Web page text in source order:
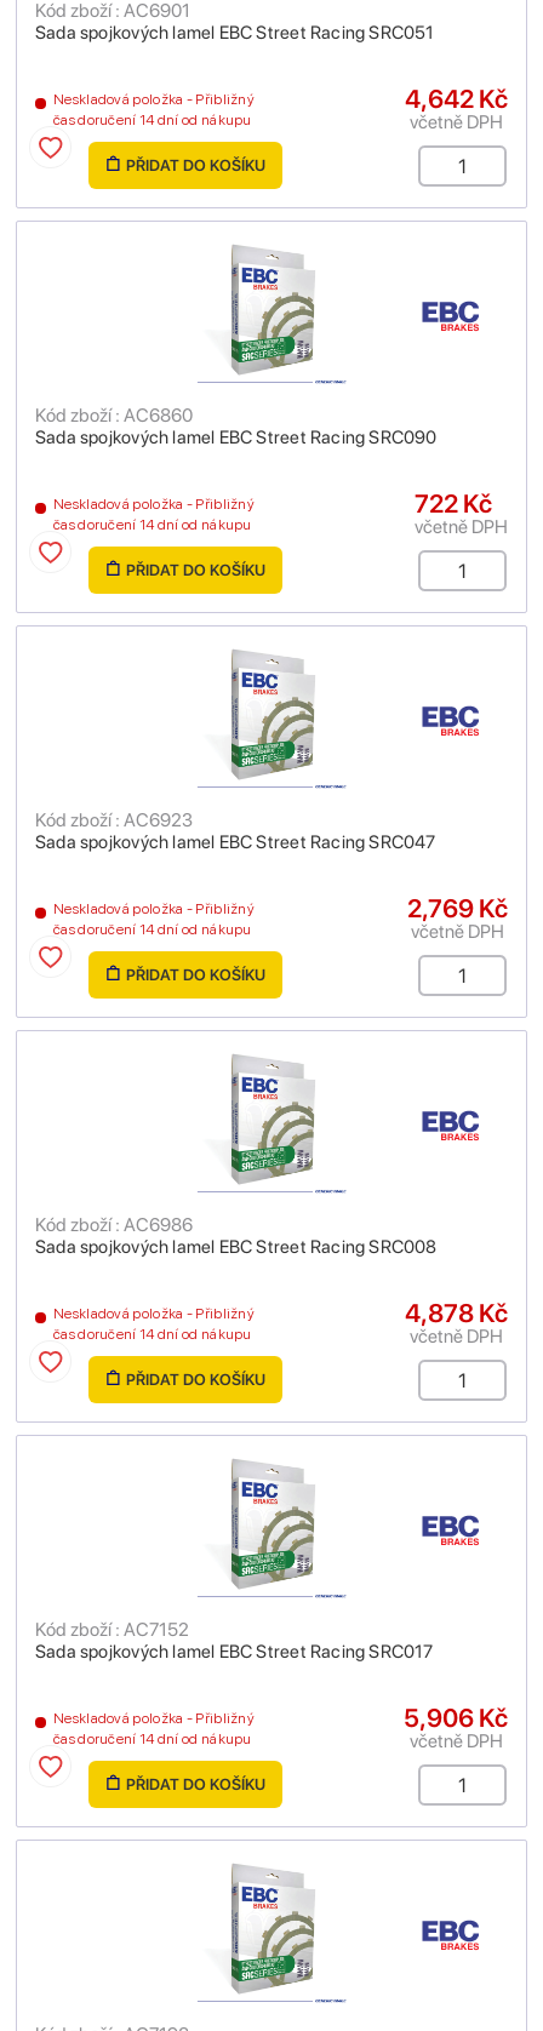
Sada spojkových lamel EBC Street Racing SRC051
Kód zboží : AC6901
Neskladová položka - Přibližný
čas doručení 14 dní od nákupu
4,642 Kč
včetně DPH
PŘIDAT DO KOŠÍKU
Sada spojkových lamel EBC Street Racing SRC090
Kód zboží : AC6860
Neskladová položka - Přibližný
čas doručení 14 dní od nákupu
722 Kč
včetně DPH
PŘIDAT DO KOŠÍKU
Sada spojkových lamel EBC Street Racing SRC047
Kód zboží : AC6923
Neskladová položka - Přibližný
čas doručení 14 dní od nákupu
2,769 Kč
včetně DPH
PŘIDAT DO KOŠÍKU
Sada spojkových lamel EBC Street Racing SRC008
Kód zboží : AC6986
Neskladová položka - Přibližný
čas doručení 14 dní od nákupu
4,878 Kč
včetně DPH
PŘIDAT DO KOŠÍKU
Sada spojkových lamel EBC Street Racing SRC017
Kód zboží : AC7152
Neskladová položka - Přibližný
čas doručení 14 dní od nákupu
5,906 Kč
včetně DPH
PŘIDAT DO KOŠÍKU